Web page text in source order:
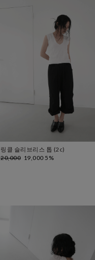
링클 슬리브리스 톱 (2c)
20,000 19,000 5%